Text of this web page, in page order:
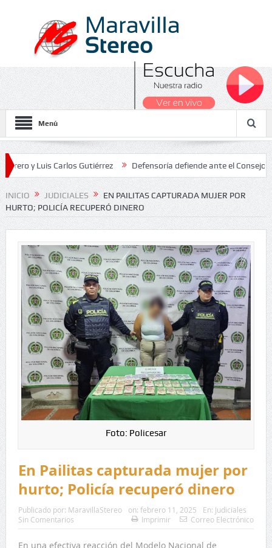
Menú
Carlos Gutiérrez Defensoría defiende ante el Consejo de
Nacionales 2026
INICIO JUDICIALES
EN PAILITAS CAPTURADA MUJER POR
HURTO; POLICÍA RECUPERÓ DINERO
Foto: Policesar
En Pailitas capturada mujer por
hurto; Policía recuperó dinero
Publicado por: MaravillaStereo on: febrero 11, 2025 En: Judiciales
Sin Comentarios
Imprimir Correo Electrónico
En una efectiva reacción del Modelo Nacional de